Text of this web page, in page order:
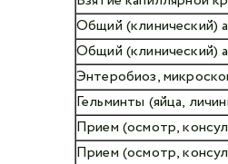
Общий (клинический)
Общий (клинический)
Энтеробиоз,
Гельминты (яйца,
Прием (осмотр,
Прием (осмотр,